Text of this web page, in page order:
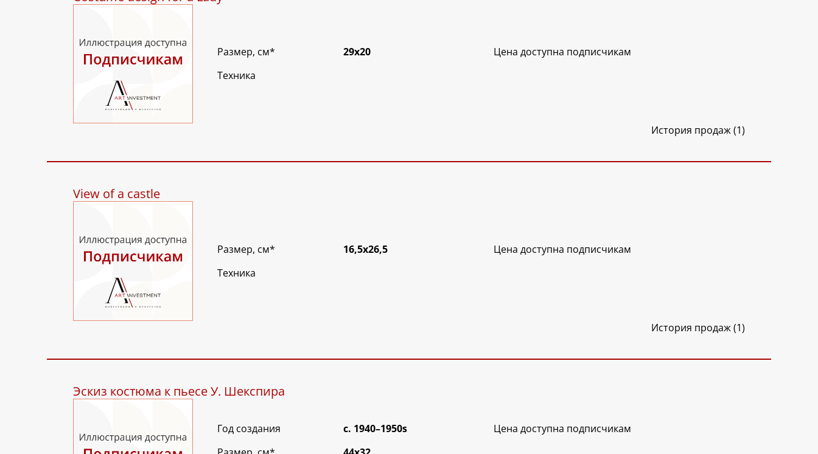
Размер, см*
29х20
Техника
Цена доступна подписчикам
История продаж (1)
View of a castle
Размер, см*
16,5х26,5
Техника
Цена доступна подписчикам
История продаж (1)
Эскиз костюма к пьесе У. Шекспира
Год создания
c. 1940–1950s
Цена доступна подписчикам